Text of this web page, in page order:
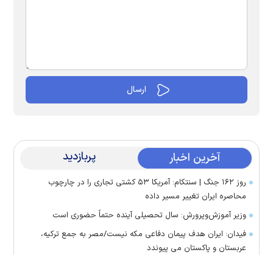
آخرین اخبار پربازدید
روز ۱۶۲ جنگ | سنتکام: آمریکا ۵۳ کشتی تجاری را در چارچوب
محاصره ایران تغییر مسیر داده
وزیر آموزش‌وپرورش: سال تحصیلی آینده حتماً حضوری است
فیدان: ایران هدف پیمان دفاعی مکه نیست/مصر به جمع ترکیه،
عربستان و پاکستان می پیوندد